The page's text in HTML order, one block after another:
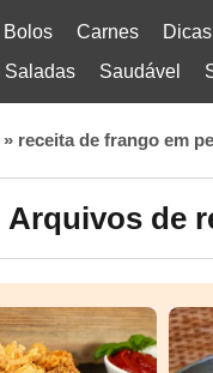
Bolos Carnes
Saladas Saudável
» receita de frango em
Arquivos de